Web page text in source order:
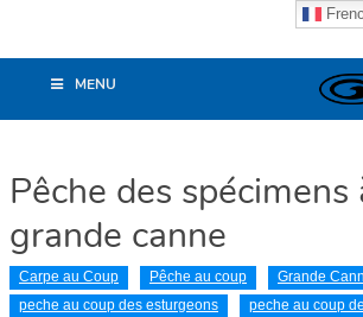
MENU
Pêche des spécimens
grande canne
Carpe au Coup Pêche au coup
Grande
peche au coup des esturgeons
peche au coup